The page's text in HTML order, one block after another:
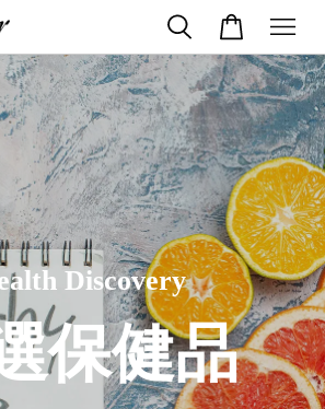
Discovery
保健品